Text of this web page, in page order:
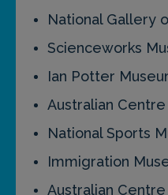
National Gallery
Scienceworks
Ian Potter
Australian
National Sports
Immigration
Australian